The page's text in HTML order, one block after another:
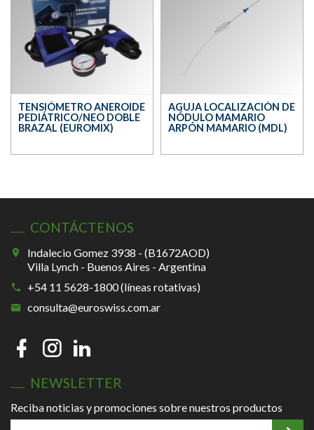
TENSIÓMETRO ANEROIDE
PEDIÁTRICO/NEO DOBLE
BRAZAL (EUROMIX)
AGUJA LOCALIZACIÓN DE
NÓDULO MAMARIO
ARPÓN MAMARIO (MDL)
CONTÁCTENOS
Indalecio Gomez 3938 - (B1672AOD)
Villa Lynch - Buenos Aires - Argentina
+54 11 5628-1800 (líneas rotativas)
consulta@euroswiss.com.ar
NEWSLETTER
Reciba noticias y promociones sobre nuestros productos